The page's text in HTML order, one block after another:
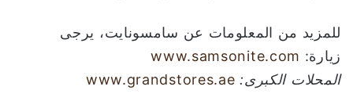
للمزيد من المعلومات عن سامسونايت، يرجى
زيارة: www.samsonite.com
المحلات الكبرى: www.grandstores.ae